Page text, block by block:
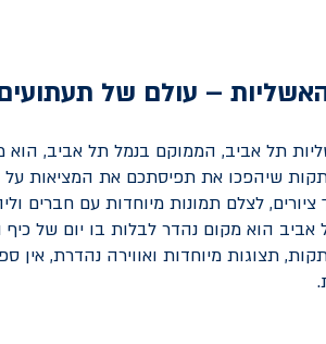
האשליות – עולם של
שיהפכו את תפיסתכם את המציאות על
ציורים, לצלם תמונות מיוחדות עם חברים
הוא מקום נהדר לבלות בו יום של כיף
תצוגות מיוחדות ואווירה נהדרת, אין